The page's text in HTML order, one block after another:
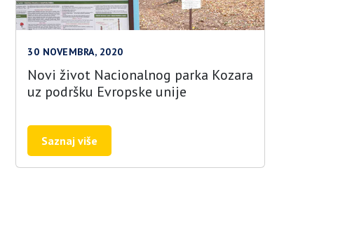
30 NOVEMBRA, 2020
Novi život Nacionalnog parka Kozara
uz podršku Evropske unije
Saznaj više